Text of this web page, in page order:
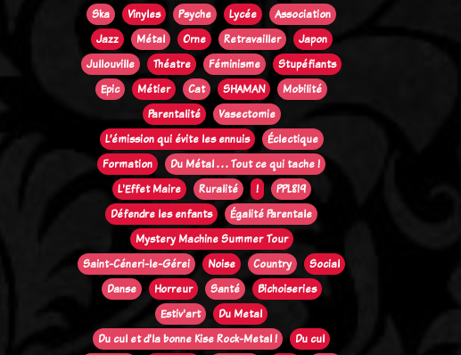
Ska
Vinyles Psyche Lycée
Association
Jazz
Métal Orne Retravailler
Japon
Jullouville
Théatre Féminisme
Stupéfiants
Epic
Métier Cat SHAMAN
Mobilité
Parentalité
Vasectomie
L’émission qui évite les ennuis
Éclectique
Formation
Du Métal . . . Tout ce qui tache !
L'Effet Maire
Ruralité !
PPL819
Défendre les enfants
Égalité Parentale
Mystery Machine Summer Tour
Saint-Céneri-le-Gérei
Noise Country
Social
Danse
Horreur Santé
Bichoiseries
Estiv'art
Du Metal
Du cul et d'la bonne Kise Rock-Metal !
Du cul